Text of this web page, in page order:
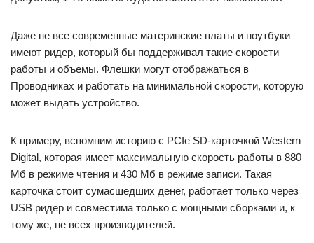
Даже не все современные материнские платы и ноутбуки
имеют ридер, который бы поддерживал такие скорости
работы и объемы. Флешки могут отображаться в
Проводниках и работать на минимальной скорости, которую
может выдать устройство.
К примеру, вспомним историю с PCIe SD-карточкой Western
Digital, которая имеет максимальную скорость работы в 880
Мб в режиме чтения и 430 Мб в режиме записи. Такая
карточка стоит сумасшедших денег, работает только через
USB ридер и совместима только с мощными сборками и, к
тому же, не всех производителей.